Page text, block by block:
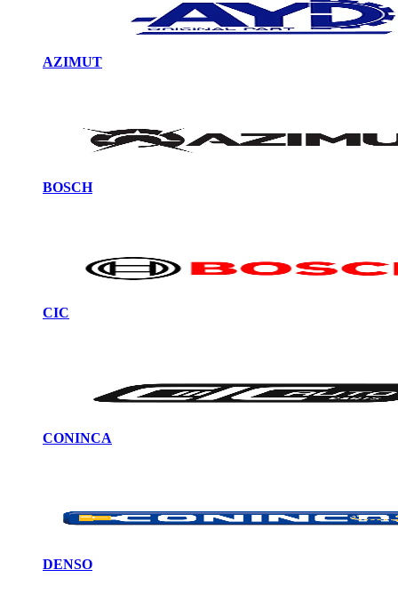
AZIMUT
BOSCH
CIC
CONINCA
DENSO